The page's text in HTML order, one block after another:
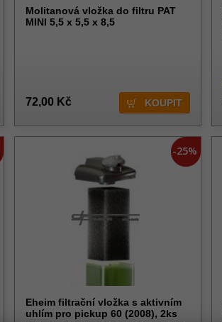
Molitanová vložka do filtru PAT
MINI 5,5 x 5,5 x 8,5
72,00 Kč
-25%
Eheim filtrační vložka s aktivním
uhlím pro pickup 60 (2008), 2ks